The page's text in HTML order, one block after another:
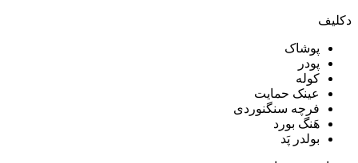
دکلیف​
پوشاک
پودر
کوله
عینک حمایت
فرچه سنگنوردی
هَنگ بورد
بولدر پَد